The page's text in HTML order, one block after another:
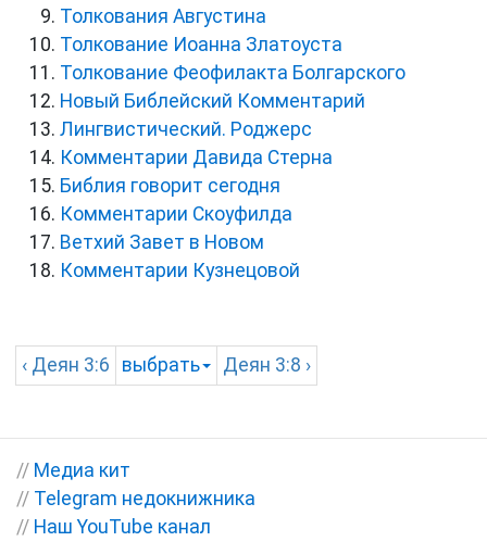
Толкования Августина
Толкование Иоанна Златоуста
Толкование Феофилакта Болгарского
Новый Библейский Комментарий
Лингвистический. Роджерс
Комментарии Давида Стерна
Библия говорит сегодня
Комментарии Скоуфилда
Ветхий Завет в Новом
Комментарии Кузнецовой
‹ Деян 3:6 выбрать Деян 3:8 ›
// Медиа кит
// Telegram недокнижника
// Наш YouTube канал